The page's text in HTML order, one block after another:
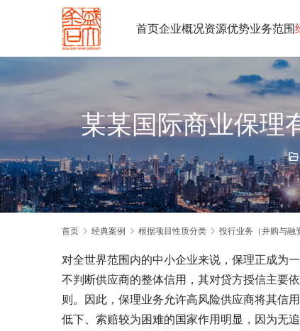
首页企业概况资源优势业务范围
某某国际商业保理
首页 经典案例 根据项目性质分类 投行业务（并购与融
对全世界范围内的中小企业来说，保理正成为
不判断供应商的整体信用，其对贷方授信主要
则。因此，保理业务允许高风险供应商将其信
低下、索赔较为困难的国家作用明显，因为无